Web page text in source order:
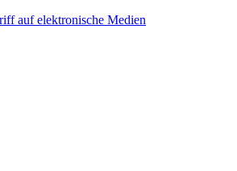
auf elektronische Medien